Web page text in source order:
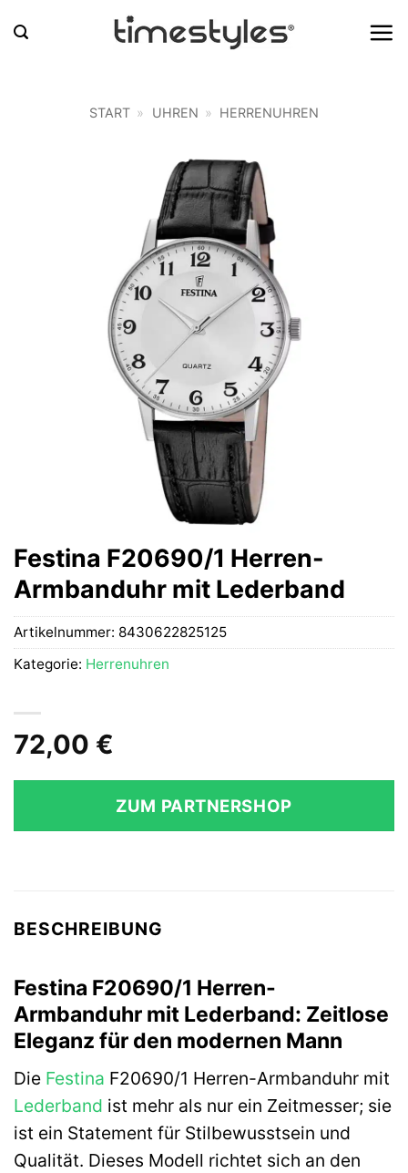
Inhalt
START » UHREN » HERRENUHREN
Festina F20690/1 Herren-
Armbanduhr mit Lederband
72,00 €
ZUM PARTNERSHOP
Artikelnummer: 8430622825125
Kategorie: Herrenuhren
BESCHREIBUNG
Festina F20690/1 Herren-
Armbanduhr mit Lederband: Zeitlose
Eleganz für den modernen Mann
Die Festina F20690/1 Herren-Armbanduhr mit
Lederband ist mehr als nur ein Zeitmesser; sie
ist ein Statement für Stilbewusstsein und
Qualität. Dieses Modell richtet sich an den